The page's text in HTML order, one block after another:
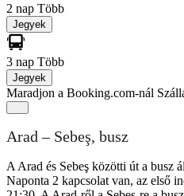
2 nap Több
Jegyek
3 nap Több
Jegyek
Maradjon a Booking.com-nál
Arad – Sebeş, busz
A Arad és Sebeş közötti út a busz
Naponta 2 kapcsolat van, az első